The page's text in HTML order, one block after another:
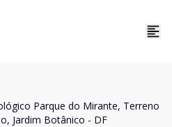
Parque do Mirante, Terreno
Jardim Botânico - DF